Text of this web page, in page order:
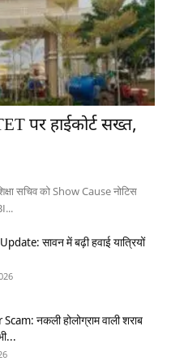
पर हाईकोर्ट सख्त,
सचिव को Show Cause नोटिस
सावन में बढ़ी हवाई यात्रियों
नकली होलोग्राम वाली शराब